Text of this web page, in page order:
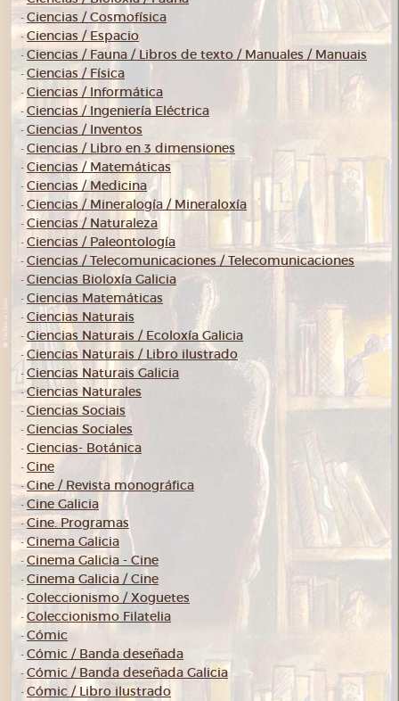
- Ciencias / Cosmofísica
-Ciencias / Espacio
- Ciencias / Fauna / Libros de texto / Manuales / Manuais
- Ciencias / Física
- Ciencias / Informática
- Ciencias / Ingeniería Eléctrica
- Ciencias / Inventos
- Ciencias / Libro en 3 dimensiones
- Ciencias / Matemáticas
- Ciencias / Medicina
- Ciencias / Mineralogía / Mineraloxía
- Ciencias / Naturaleza
- Ciencias / Paleontología
- Ciencias / Telecomunicaciones / Telecomunicaciones
- Ciencias Bioloxía Galicia
- Ciencias Matemáticas
- Ciencias Naturais
- Ciencias Naturais / Ecoloxía Galicia
- Ciencias Naturais / Libro ilustrado
- Ciencias Naturais Galicia
-Ciencias Naturales
- Ciencias Sociais
- Ciencias Sociales
- Ciencias- Botánica
- Cine
-Cine / Revista monográfica
- Cine Galicia
- Cine. Programas
-Cinema Galicia
-Cinema Galicia - Cine
- Cinema Galicia / Cine
- Coleccionismo / Xoguetes
- Coleccionismo Filatelia
- Cómic
- Cómic / Banda deseñada
- Cómic / Banda deseñada Galicia
- Cómic / Libro ilustrado